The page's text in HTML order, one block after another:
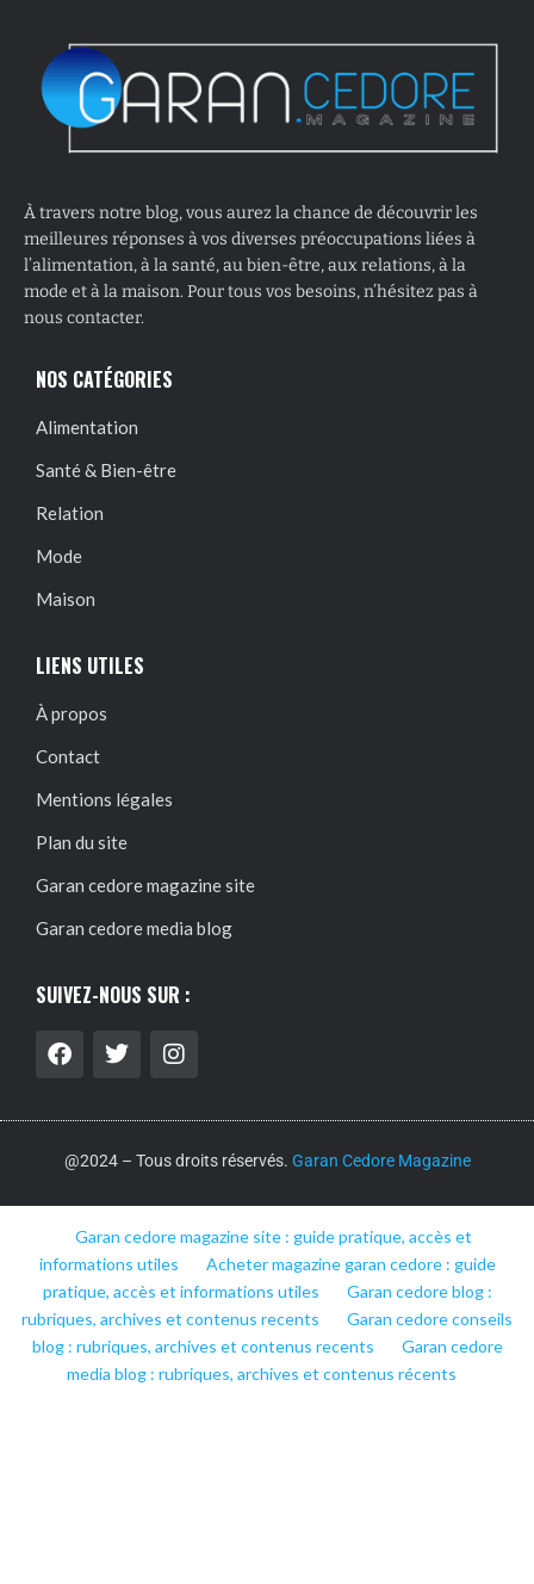
À travers notre blog, vous aurez la chance de découvrir les
meilleures réponses à vos diverses préoccupations liées à
l’alimentation, à la santé, au bien-être, aux relations, à la
mode et à la maison. Pour tous vos besoins, n’hésitez pas à
nous contacter.
NOS CATÉGORIES
Alimentation
Santé & Bien-être
Relation
Mode
Maison
LIENS UTILES
À propos
Contact
Mentions légales
Plan du site
Garan cedore magazine site
Garan cedore media blog
SUIVEZ-NOUS SUR :
@2024 – Tous droits réservés. Garan Cedore Magazine
Garan cedore magazine site : guide pratique, accès et
informations utiles
Acheter magazine garan cedore : guide
pratique, accès et informations utiles
Garan cedore blog :
rubriques, archives et contenus recents
Garan cedore conseils
blog : rubriques, archives et contenus recents
Garan cedore
media blog : rubriques, archives et contenus récents